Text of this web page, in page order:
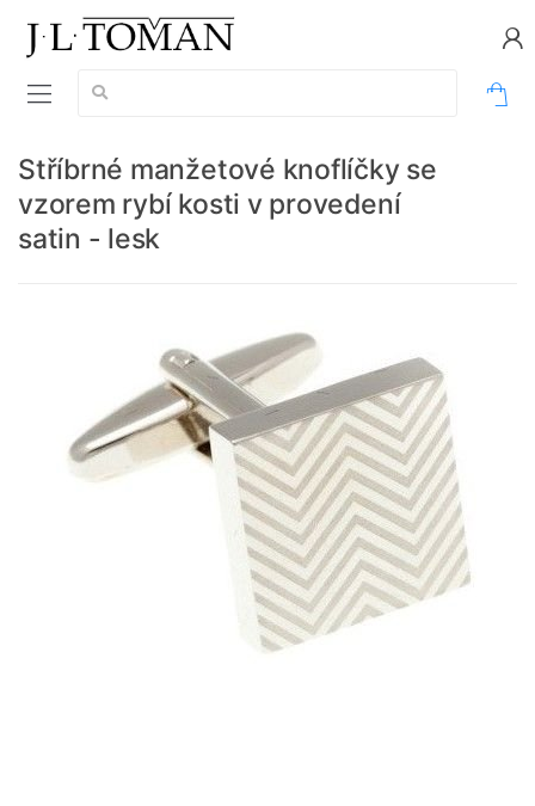
Vyhledávání:
Stříbrné manžetové knoflíčky se
vzorem rybí kosti v provedení
satin - lesk